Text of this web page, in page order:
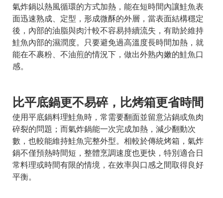
氣炸鍋以熱風循環的方式加熱，能在短時間內讓鮭魚表
面迅速熟成、定型，形成微酥的外層，當表面結構穩定
後，內部的油脂與肉汁較不容易持續流失，有助於維持
鮭魚內部的濕潤度。只要避免過高溫度長時間加熱，就
能在不裹粉、不油煎的情況下，做出外熟內嫩的鮭魚口
感。
比平底鍋更不易碎，比烤箱更省時間
使用平底鍋料理鮭魚時，常需要翻面並留意沾鍋或魚肉
碎裂的問題；而氣炸鍋能一次完成加熱，減少翻動次
數，也較能維持鮭魚完整外型。相較於傳統烤箱，氣炸
鍋不僅預熱時間短，整體烹調速度也更快，特別適合日
常料理或時間有限的情境，在效率與口感之間取得良好
平衡。